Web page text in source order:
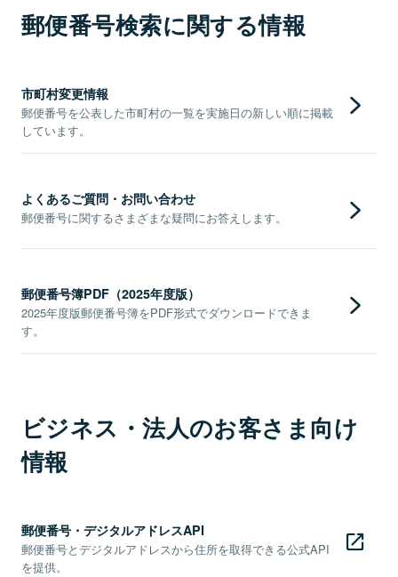
郵便番号検索に関する情報
市町村変更情報
郵便番号を公表した市町村の一覧を実施日の新しい順に掲載
しています。
よくあるご質問・お問い合わせ
郵便番号に関するさまざまな疑問にお答えします。
郵便番号簿PDF（2025年度版）
2025年度版郵便番号簿をPDF形式でダウンロードできま
す。
ビジネス・法人のお客さま向け
情報
郵便番号・デジタルアドレスAPI
郵便番号とデジタルアドレスから住所を取得できる公式API
を提供。